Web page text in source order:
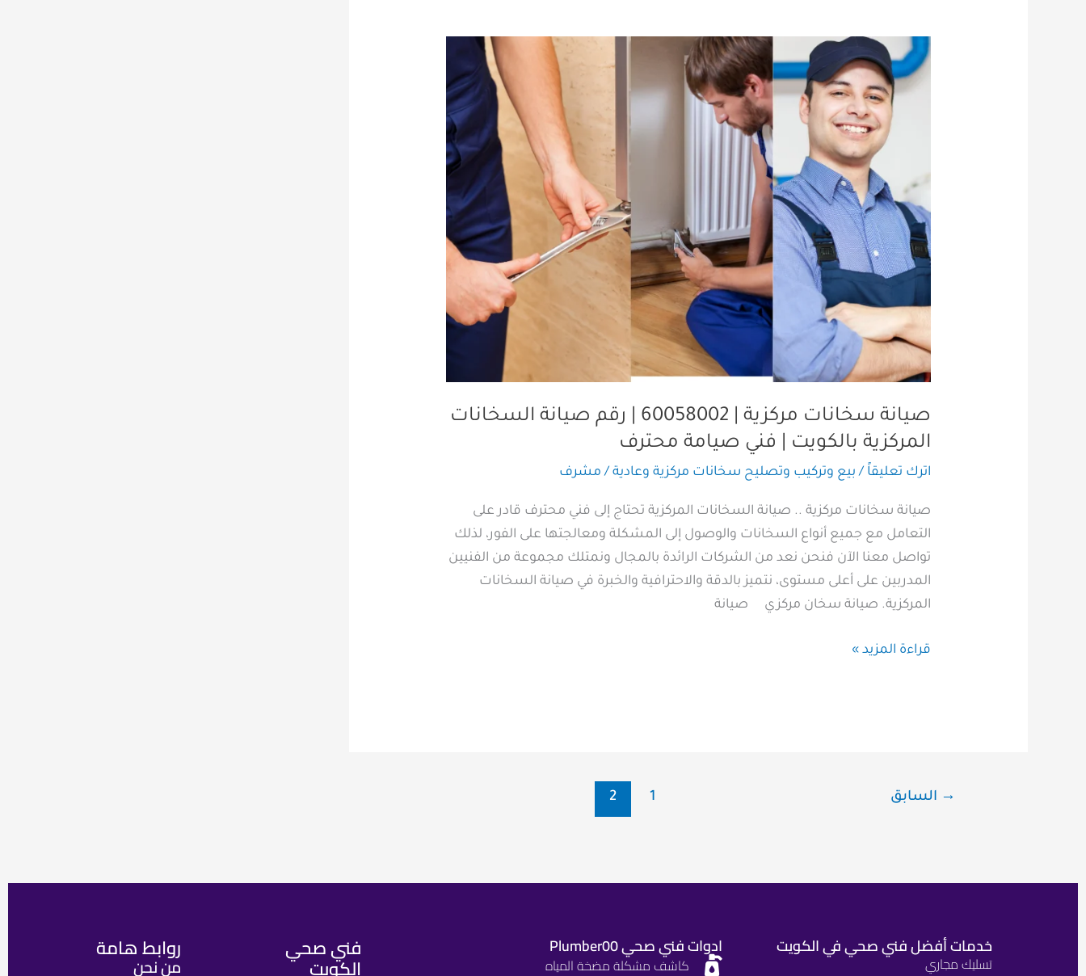
صيانة سخانات مركزية | 60058002 | رقم صيانة السخانات
المركزية بالكويت | فني صيامة محترف
اترك تعليقاً / بيع وتركيب وتصليح سخانات مركزية وعادية / مشرف
صيانة سخانات مركزية .. صيانة السخانات المركزية تحتاج إلى فني محترف قادر على
التعامل مع جميع أنواع السخانات والوصول إلى المشكلة ومعالجتها على الفور، لذلك
تواصل معنا الآن فنحن نعد من الشركات الرائدة بالمجال ونمتلك مجموعة من الفنيين
المدربين على أعلى مستوى، نتميز بالدقة والاحترافية والخبرة في صيانة السخانات
المركزية. صيانة سخان مركزي صيانة
صيانة
سخانات
مركزية
60058002
رقم
صيانة
السخانات
المركزية
بالكويت
|
فني
صيامة
محترف
قراءة المزيد »
→ السابق 1
2
خدمات أفضل فني صحي في الكويت
تسليك مجاري
ادوات فني صحي Plumber00
كاشف مشكلة مضخة المياه
فني صحي
الكويت
روابط هامة
من نحن